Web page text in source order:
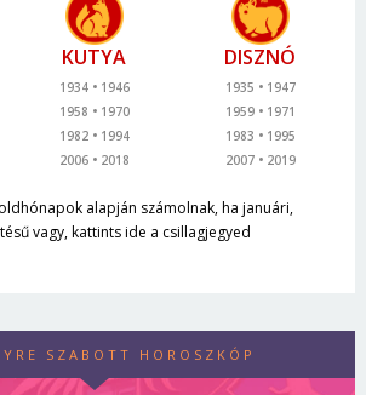
KUTYA
1934
1946
1958
1970
1982
1994
2006
2018
DISZNÓ
1935
1947
1959
1971
1983
1995
2007
2019
alapján számolnak, ha januári,
vagy, kattints ide a csillagjegyed
SZABOTT HOROSZKÓP